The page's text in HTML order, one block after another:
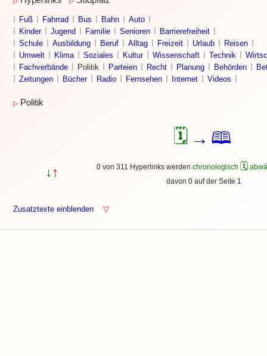
Fuß Fahrrad Bus Bahn
Auto
Kinder
Jugend Familie Senioren
Barrierefreiheit
Schule
Ausbildung Beruf Alltag Freizeit Urlaub
Reisen
Umwelt
Klima Soziales Kultur Wissenschaft Technik
Fachverbände
Politik Parteien Recht Planung Behörden
Zeitungen
Bücher Radio Fernsehen Internet Videos
▷ Politik
🗓 → 🕮
↓ ↑ 0 von 311 Hyperlinks werden chronologisch 🗓
davon 0 auf der Seite 1
Zusatztexte einblenden ▽